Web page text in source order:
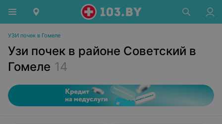
УЗИ почек в Гомеле
Узи почек в районе Советский в
Гомеле 14